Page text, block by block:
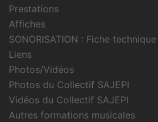
Prestations
Affiches
SONORISATION : Fiche technique
Liens
Photos/Vidéos
Photos du Collectif SAJEPI
Vidéos du Collectif SAJEPI
Autres formations musicales